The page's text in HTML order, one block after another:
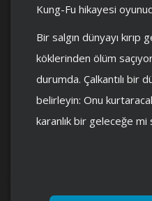
Kung-Fu hikayesi
Bir salgın dünyayı kırıp
köklerinden ölüm
durumda. Çalkantılı bir
belirleyin: Onu
karanlık bir geleceğe